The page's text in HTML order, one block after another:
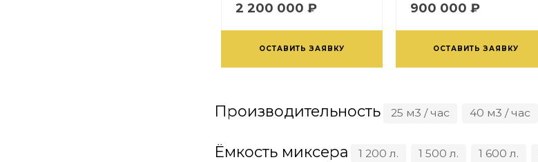
2 200 000 ₽
ОСТАВИТЬ ЗАЯВКУ
900 000 ₽
ОСТАВИТЬ ЗАЯВКУ
Производительность 25 м3 / час 40 м3 / час
Ёмкость миксера 1 200 л. 1 500 л. 1 600 л.